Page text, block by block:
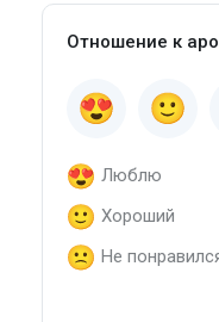
Отношение к
Люблю
Хороший
Не